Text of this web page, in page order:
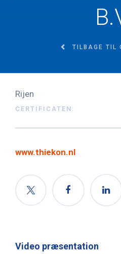
TILBAGE TIL
Rijen
CERTIFICATEN:
www.thiekon.nl
Video præsentation